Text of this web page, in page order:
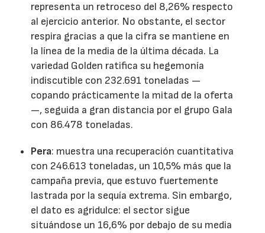
representa un retroceso del 8,26% respecto
al ejercicio anterior. No obstante, el sector
respira gracias a que la cifra se mantiene en
la línea de la media de la última década. La
variedad Golden ratifica su hegemonía
indiscutible con 232.691 toneladas —
copando prácticamente la mitad de la oferta
—, seguida a gran distancia por el grupo Gala
con 86.478 toneladas.
Pera: muestra una recuperación cuantitativa
con 246.613 toneladas, un 10,5% más que la
campaña previa, que estuvo fuertemente
lastrada por la sequía extrema. Sin embargo,
el dato es agridulce: el sector sigue
situándose un 16,6% por debajo de su media